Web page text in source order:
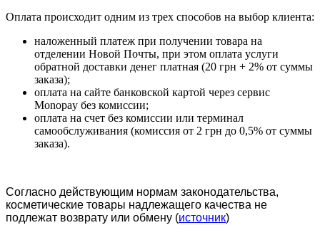
Оплата происходит одним из трех способов на выбор клиента:
наложенный платеж при получении товара на
отделении Новой Почты, при этом оплата услуги
обратной доставки денег платная (20 грн + 2% от суммы
заказа);
оплата на сайте банковской картой через сервис
Monopay без комиссии;
оплата на счет без комиссии или терминал
самообслуживания (комиссия от 2 грн до 0,5% от суммы
заказа).
Согласно действующим нормам законодательства,
косметические товары надлежащего качества не
подлежат возврату или обмену (источник)